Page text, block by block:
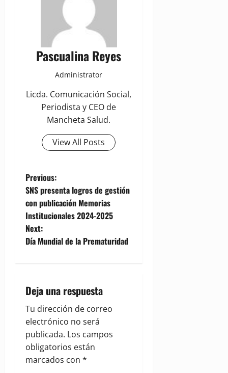
Pascualina Reyes
Administrator
Licda. Comunicación Social,
Periodista y CEO de
Mancheta Salud.
View All Posts
P
o
s
t
a
v
i
g
Previous:
SNS presenta logros de gestión
con publicación Memorias
Institucionales 2024-2025
Next:
Día Mundial de la Prematuridad
Deja una respuesta
Tu dirección de correo
electrónico no será
publicada. Los campos
obligatorios están
marcados con *